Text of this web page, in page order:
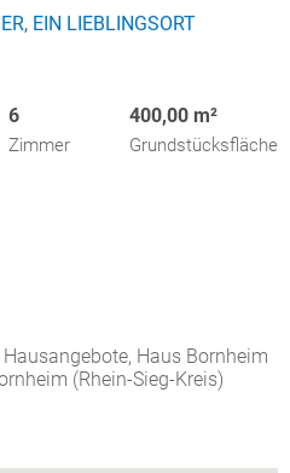
EIN LIEBLINGSORT
6
Zimmer
400,00 m²
Grundstücksfläche
Haus Bornheim
(Rhein-Sieg-Kreis)